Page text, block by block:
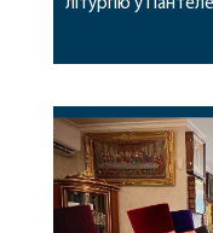
літургію у
Жмеринки. Перед
часткою її
Варсонофію
архімандрит Єнох
Жмеринського
Коромчевський,